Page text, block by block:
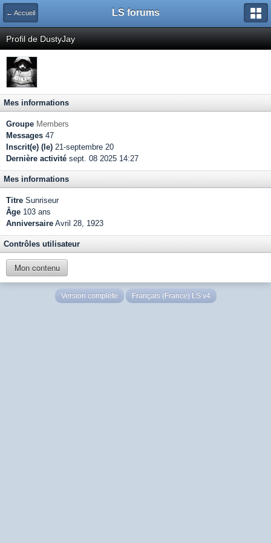
← Accueil LS forums
Profil de DustyJay
Mes informations
Groupe Members
Messages 47
Inscrit(e) (le) 21-septembre 20
Dernière activité sept. 08 2025 14:27
Mes informations
Titre Sunriseur
Âge 103 ans
Anniversaire Avril 28, 1923
Contrôles utilisateur
Mon contenu
Version complète Français (France) LS v4